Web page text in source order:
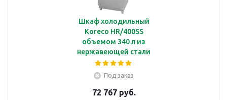
Шкаф холодильный
Koreco HR/400SS
объемом 340 л из
нержавеющей стали
Под заказ
72 767 руб.